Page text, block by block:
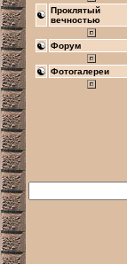
Проклятый
вечностью
Форум
Фотогалереи